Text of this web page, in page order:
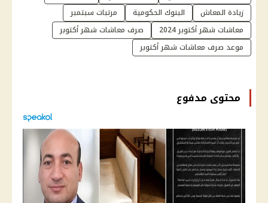
زيادة المعاش
البنوك الحكومية
مرتبات سبتمبر
معاشات شهر أكتوبر 2024
صرف معاشات شهر أكتوبر
موعد صرف معاشات شهر أكتوبر
محتوى مدفوع